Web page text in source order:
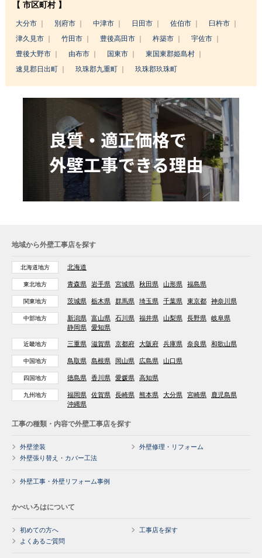
【 市区町村 】
大分市 別府市 中津市 日田市 佐伯市
臼杵市
津久見市
竹田市 豊後高田市 杵築市
宇佐市
豊後大野市
由布市 国東市
東国東郡姫島村
速見郡日出町
玖珠郡九重町 玖珠郡玖珠町
地域から外壁工事店を探す
北海道地方 北海道
東北地方 青森県 岩手県 宮城県 秋田県 山形県 福島県
関東地方 茨城県 栃木県 群馬県 埼玉県 千葉県 東京都 神奈川県
中部地方 新潟県 富山県 石川県 福井県 山梨県 長野県
岐阜県
静岡県
愛知県
近畿地方 三重県 滋賀県 京都府 大阪府 兵庫県 奈良県 和歌山県
中国地方 鳥取県 島根県 岡山県 広島県 山口県
四国地方 徳島県 香川県 愛媛県 高知県
九州地方 福岡県 佐賀県 長崎県 熊本県 大分県 宮崎県
鹿児島県
沖縄県
工事の種類・内容で外壁工事店を探す
外壁塗装
外壁修理・リフォーム
外壁張り替え・カバー工法
外壁工事・外壁リフォーム事例
かべいろはについて
初めての方へ
工事店を探す
よくあるご質問